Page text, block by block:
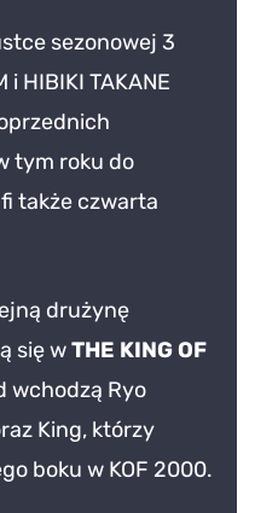
sezonowej 3
HIBIKI TAKANE
tym roku do
także czwarta
drużynę
się wTHE KING OF
wchodzą Ryo
King, którzy
boku w KOF 2000.